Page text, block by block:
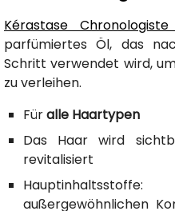
Kérastase
parfümiertes Öl, das
Schritt verwendet wird,
zu verleihen.
Füralle Haartypen
Das Haar wird
revitalisiert
außergewöhnlichen